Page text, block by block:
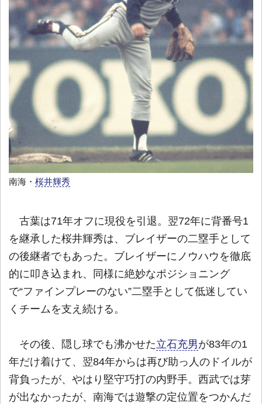
南海・ 桜井輝秀
古葉は71年オフに現役を引退。翌72年に背番号1
を継承した桜井輝秀は、ブレイザーの二塁手として
の後継者でもあった。ブレイザーにノウハウを徹底
的に叩き込まれ、同様に絶妙なポジショニング
で“ファインプレーのない”二塁手として低迷してい
くチームを支え続ける。
その後、隠し球でも沸かせた立石充男が83年の1
年だけ着けて、翌84年からは再び助っ人のドイルが
背負ったが、やはり堅守巧打の内野手。西武では芽
が出なかったが、南海では遊撃の定位置をつかんだ